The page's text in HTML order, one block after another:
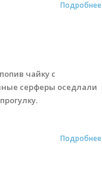
Подробнее
чайку с
серферы оседлали
Подробнее